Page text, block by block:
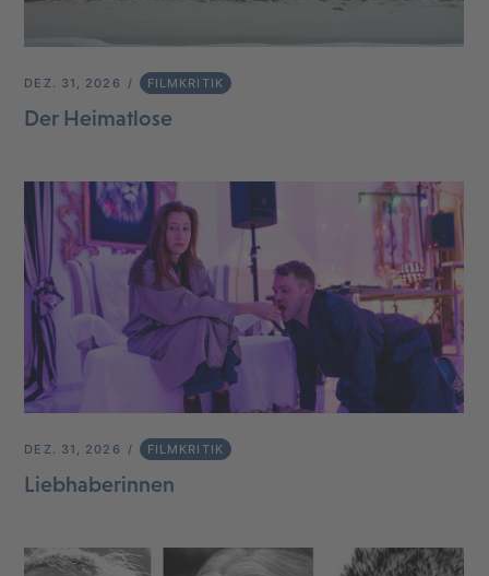
DEZ. 31, 2026 FILMKRITIK
Der Heimatlose
DEZ. 31, 2026 FILMKRITIK
Liebhaberinnen